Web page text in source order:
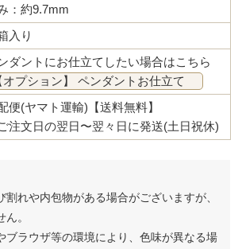
：約9.7mm
入り
ダントにお仕立てしたい場合はこちら
オプション】 ペンダントお仕立て
便(ヤマト運輸)【送料無料】
注文日の翌日〜翌々日に発送(土日祝休)
割れや内包物がある場合がございますが、
。
ブラウザ等の環境により、色味が異なる場